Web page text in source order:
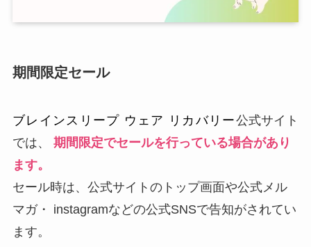
期間限定セール
ブレインスリープ ウェア リカバリー公式サイト
では、
期間限定でセールを行っている場合があり
ます。
セール時は、公式サイトのトップ画面や公式メル
マガ・ instagramなどの公式SNSで告知がされてい
ます。